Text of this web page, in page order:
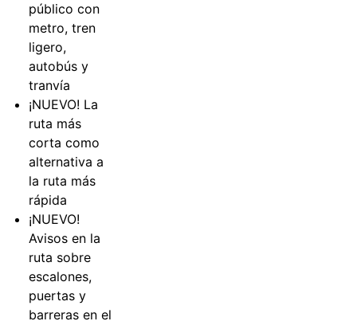
público con
metro, tren
ligero,
autobús y
tranvía
¡NUEVO! La
ruta más
corta como
alternativa a
la ruta más
rápida
¡NUEVO!
Avisos en la
ruta sobre
escalones,
puertas y
barreras en el